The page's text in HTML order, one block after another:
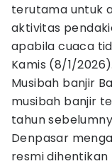
terutama untuk
aktivitas
apabila cuaca
Kamis (8/1/2026).
Musibah banjir
musibah banjir
tahun
Denpasar
resmi dihentikan